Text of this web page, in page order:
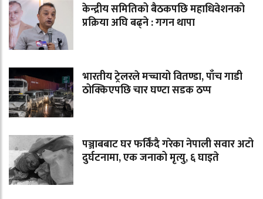
केन्द्रीय समितिको बैठकपछि महाधिवेशनको
प्रक्रिया अघि बढ्ने : गगन थापा
भारतीय ट्रेलरले मच्चायो वितण्डा, पाँच गाडी
ठोक्किएपछि चार घण्टा सडक ठप्प
पञ्जाबबाट घर फर्किंदै गरेका नेपाली सवार अटो
दुर्घटनामा, एक जनाको मृत्यु, ६ घाइते